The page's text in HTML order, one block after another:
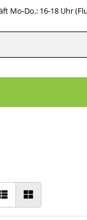
Mo-Do.: 16-18 Uhr